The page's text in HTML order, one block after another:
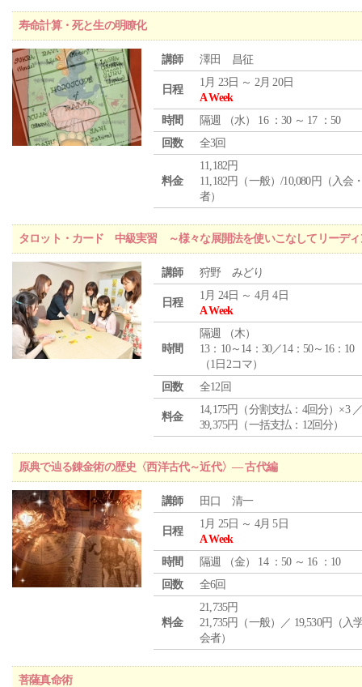
寿命計算・死と生の明瞭化
講師 澤田 昌征
日程
1月 23日 ～ 2月 20日
A Week
時間
隔週 （水） 16 ：30 ～ 17 ：50
回数
全3回
料金
11,182円
11,182円（一般）/10,080円（入会
者）
タロット・カード 中級実習 ～様々な展開法を使いこなしてリーディ
講師 狩野 みどり
日程
1月 24日 ～ 4月 4日
A Week
時間
隔週 （木）
13：10～14：30／14：50～16：10
（1日2コマ）
回数
全12回
料金
14,175円（分割支払：4回分）×3
39,375円（一括支払：12回分）
原典で辿る錬金術の歴史〈西洋古代～近代〉― 古代編
講師 田口 清一
日程
1月 25日 ～ 4月 5日
A Week
時間
隔週 （金） 14 ：50 ～ 16 ：10
回数
全6回
料金
21,735円
21,735円（一般）／ 19,530円（入
会者）
菩薩真命術